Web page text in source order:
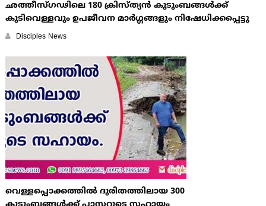
ഛത്തീസ്ഗഢിലെ 180 ക്രിസ്ത്യന്‍ കുടുംബങ്ങള്‍ക്ക്
കുടിവെള്ളവും ഉപജീവന മാര്‍ഗ്ഗങ്ങളും നിഷേധിക്കപ്പെട്ടു
Disciples News
വെള്ളപ്പൊക്കത്തില്‍ ദുരിതത്തിലായ 300